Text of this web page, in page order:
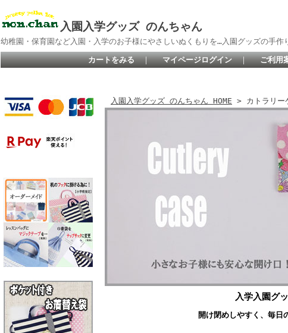
入園入学グッズ のんちゃん
幼稚園・保育園など入園・入学のお子様にやさしいぬくもりを…入園グッズの手
カートをみる ｜ マイページログイン ｜ ご利用
入園入学グッズ のんちゃん HOME > カトラリー
入学入園グ
開け閉めしやすく、毎日